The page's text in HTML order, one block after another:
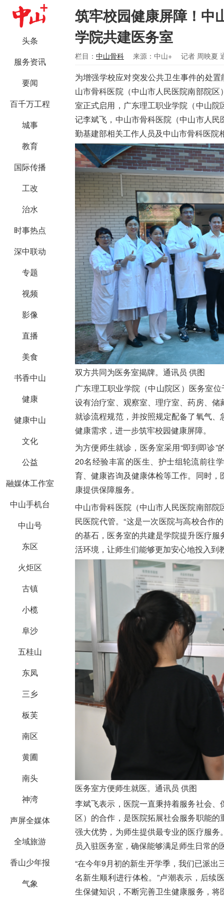
头条
服务资讯
要闻
百千万工程
城事
教育
国际传播
工改
治水
时事热点
深中联动
专题
视频
影像
直播
美食
书香中山
健康
健康中山
文化
公益
融媒体工作室
中山手机台
中山号
东区
火炬区
古镇
小榄
阜沙
五桂山
东凤
三乡
板芙
南区
黄圃
南头
神湾
声屏全媒体
全域旅游
香山少年报
气象
筑牢校园健康屏障！中
学院共建医务室
栏目： 中山骨科 来源：中山+ 记者 周映夏
为增强学校应对突发公共卫生事件的处
山市骨科医院（中山市人民医院南部院
室正式启用，广东理工职业学院（中山
记李斌飞，中山市骨科医院（中山市人
勤基建部相关工作人员及中山市骨科医院
双方共同为医务室揭牌。通讯员 供图
广东理工职业学院（中山院区）医务室
设有治疗室、观察室、理疗室、药房、
就诊流程规范，并按照规定配备了氧气
健康需求，进一步筑牢校园健康屏障。
为方便师生就诊，医务室采用“即到即诊
20名经验丰富的医生、护士组轮流前往
育、健康咨询及健康体检等工作。同时
康提供保障服务。
中山市骨科医院（中山市人民医院南部
民医院代管。“这是一次医院与高校合作
的基石，医务室的共建是学院提升医疗
活环境，让师生们能够更加安心地投入到
医务室方便师生就医。通讯员 供图
李斌飞表示，医院一直秉持着服务社会
区）的合作，是医院拓展社会服务职能
强大优势，为师生提供最专业的医疗服
员入驻医务室，确保能够满足师生日常
“在今年9月初的新生开学季，我们已派
名新生顺利进行体检。”卢潮表示，后续
生保健知识，不断完善卫生健康服务，